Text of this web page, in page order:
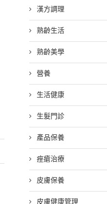
漢方調理
熟齡生活
熟齡美學
營養
生活健康
生髮門診
產品保養
痤瘡治療
皮膚保養
皮膚健康管理